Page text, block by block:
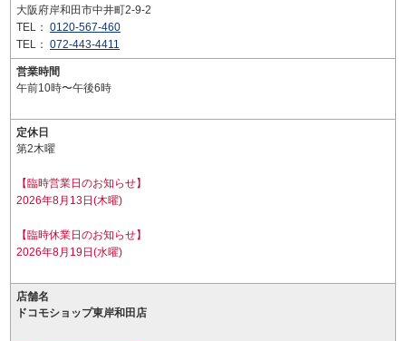
大阪府岸和田市中井町2-9-2
TEL： 0120-567-460
TEL： 072-443-4411
営業時間
午前10時〜午後6時
定休日
第2木曜
【臨時営業日のお知らせ】
2026年8月13日(木曜)
【臨時休業日のお知らせ】
2026年8月19日(水曜)
店舗名
ドコモショップ東岸和田店